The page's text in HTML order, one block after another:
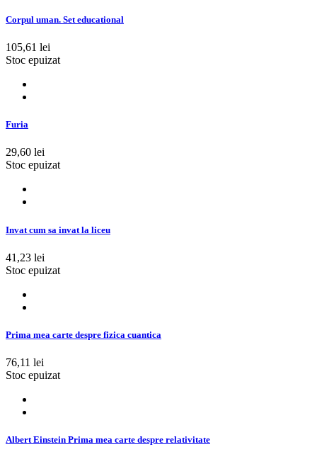
Corpul uman. Set educational
105,61 lei
Stoc epuizat
Furia
29,60 lei
Stoc epuizat
Invat cum sa invat la liceu
41,23 lei
Stoc epuizat
Prima mea carte despre fizica cuantica
76,11 lei
Stoc epuizat
Albert Einstein Prima mea carte despre relativitate